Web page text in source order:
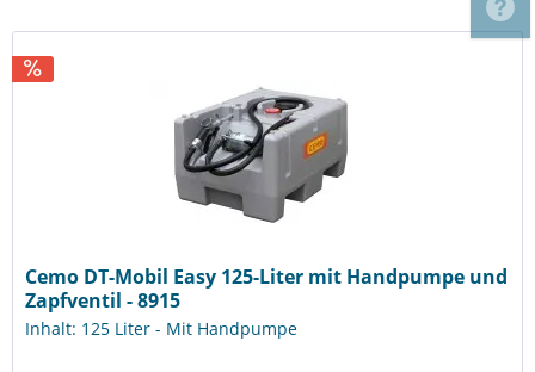
Cemo DT-Mobil Easy 125-Liter mit Handpumpe und
Zapfventil - 8915
Inhalt: 125 Liter - Mit Handpumpe